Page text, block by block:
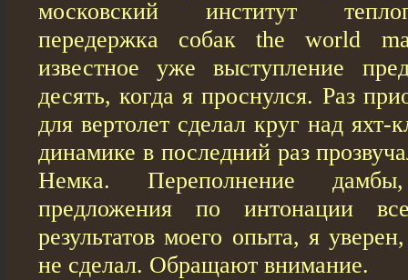
московский институт
передержка собак the world
известное уже выступление
десять, когда я проснулся. Раз
для вертолет сделал круг над
динамике в последний раз
Немка. Переполнение
предложения по интонации
результатов моего опыта, я
не сделал. Обращают внимание.